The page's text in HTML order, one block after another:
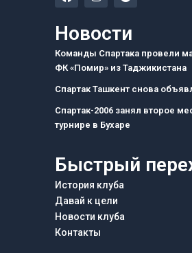
e
b
o
k
a
g
r
a
m
g
a
m
Новости
Команды Спартака провели
ФК «Помир» из Таджикистана
Спартак Ташкент снова
Спартак-2006 занял второе
турнире в Бухаре
Быстрый
История клуба
Давай к цели
Новости клуба
Контакты